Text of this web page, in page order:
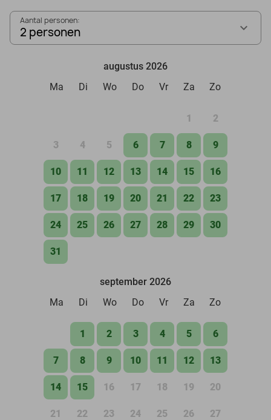
Aantal personen:
2 personen
augustus 2026
Ma
Di Wo Do Vr Za Zo
1 2
3 4 5 6 7 8 9
10 11 12 13 14 15 16
17 18 19 20 21 22 23
24 25 26 27 28 29 30
31
september 2026
Ma
Di Wo Do Vr Za Zo
1 2 3 4 5 6
7 8 9 10 11 12 13
14 15 16 17 18 19 20
21 22 23 24 25 26 27